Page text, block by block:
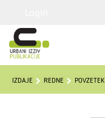
IZDAJE REDNE POVZETEK